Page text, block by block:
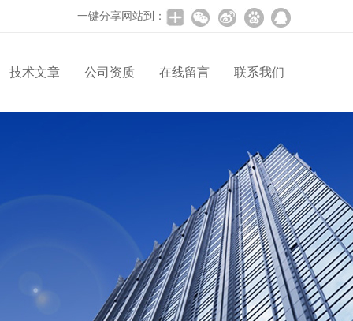
一键分享网站到：
技术文章 公司资质 在线留言 联系我们